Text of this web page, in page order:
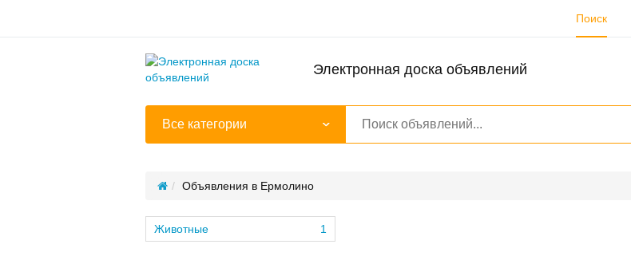
Поиск
Электронная доска объявлений
Все категории
Объявления в Ермолино
1
Животные